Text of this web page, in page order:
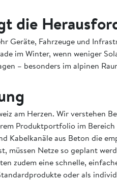
die
Geräte, Fahrzeuge und
im Winter, wenn weniger
– besonders im alpinen
am Herzen. Wir verstehen
Produktportfolio im
Kabelkanäle aus Beton die
müssen Netze so geplant
zudem eine schnelle,
oder als